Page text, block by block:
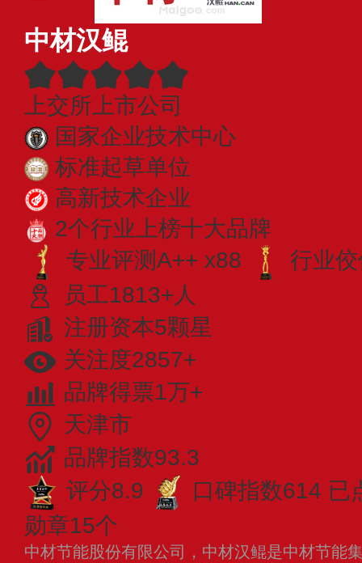
中材汉鲲
上交所上市公司
国家企业技术中心
标准起草单位
高新技术企业
2个行业上榜十大品牌
专业​评测A++ x88
行业
员工1813+人
注册资本5颗星
关注度2857+
品牌得票1万+
天津市
品牌指数93.3
评分8.9
口碑指数614 已
勋章15个
中材节能股份有限公司，中材汉鲲是中材节能